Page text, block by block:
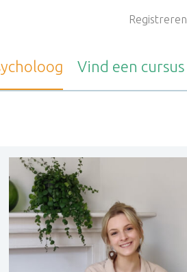
Registreren
Vind een cursus